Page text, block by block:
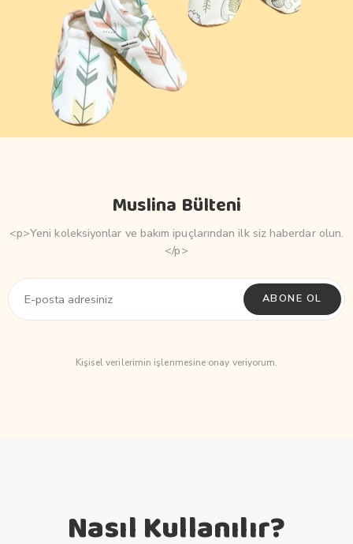
Muslina Bülteni
<p>Yeni koleksiyonlar ve bakım ipuçlarından ilk siz haberdar olun.
</p>
ABONE OL
Kişisel verilerimin işlenmesine onay veriyorum.
Nasıl Kullanılır?